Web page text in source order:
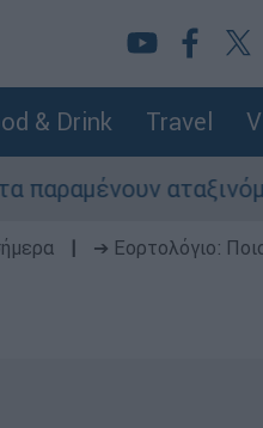
& Drink Travel
- Λύση
➔ Εορτολόγιο: